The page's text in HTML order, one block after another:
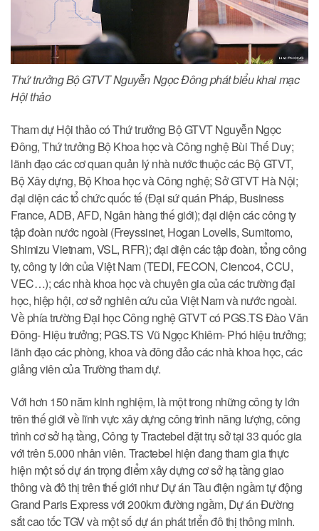
Thứ trưởng Bộ GTVT Nguyễn Ngọc Đông phát biểu khai mạc
Hội thảo
Tham dự Hội thảo có Thứ trưởng Bộ GTVT Nguyễn Ngọc
Đông, Thứ trưởng Bộ Khoa học và Công nghệ Bùi Thế Duy;
lãnh đạo các cơ quan quản lý nhà nước thuộc các Bộ GTVT,
Bộ Xây dựng, Bộ Khoa học và Công nghệ; Sở GTVT Hà Nội;
đại diện các tổ chức quốc tế (Đại sứ quán Pháp, Business
France, ADB, AFD, Ngân hàng thế giới); đại diện các công ty
tập đoàn nước ngoài (Freyssinet, Hogan Lovells, Sumitomo,
Shimizu Vietnam, VSL, RFR); đại diện các tập đoàn, tổng công
ty, công ty lớn của Việt Nam (TEDI, FECON, Cienco4, CCU,
VEC…); các nhà khoa học và chuyên gia của các trường đại
học, hiệp hội, cơ sở nghiên cứu của Việt Nam và nước ngoài.
Về phía trường Đại học Công nghệ GTVT có PGS.TS Đào Văn
Đông- Hiệu trưởng; PGS.TS Vũ Ngọc Khiêm- Phó hiệu trưởng;
lãnh đạo các phòng, khoa và đông đảo các nhà khoa học, các
giảng viên của Trường tham dự.
Với hơn 150 năm kinh nghiệm, là một trong những công ty lớn
trên thế giới về lĩnh vực xây dựng công trình năng lượng, công
trình cơ sở hạ tầng, Công ty Tractebel đặt trụ sở tại 33 quốc gia
với trên 5.000 nhân viên. Tractebel hiện đang tham gia thực
hiện một số dự án trọng điểm xây dựng cơ sở hạ tầng giao
thông và đô thị trên thế giới như Dự án Tàu điện ngầm tự động
Grand Paris Express với 200km đường ngầm, Dự án Đường
sắt cao tốc TGV và một số dự án phát triển đô thị thông minh.